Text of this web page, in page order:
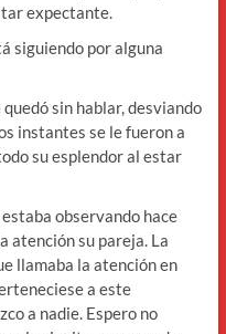
expectante.
siguiendo por alguna
sin hablar, desviando
instantes se le fueron a
su esplendor al estar
observando hace
atención su pareja. La
llamaba la atención en
a este
a nadie. Espero no